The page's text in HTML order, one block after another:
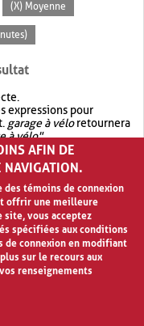
(X) Moyenne
expressions pour
garage à véloretournera
à vélo".
OR.garage OR vélo
quegarage à vélo
AFIN DE
NAVIGATION.
témoins de connexion
offrir une meilleure
site, vous acceptez
spécifiées aux conditions
de connexion en modifiant
sur le recours aux
renseignements